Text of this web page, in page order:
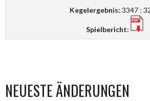
Kegelergebnis: 3347 :
Spielbericht:
NEUESTE ÄNDERUNGEN